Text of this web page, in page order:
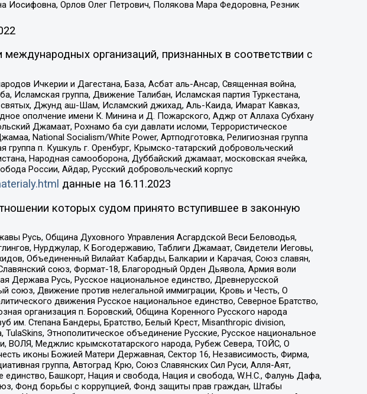
Иосифовна, Орлов Олег Петрович, Полякова Мара Федоровна, Резник
организаций, признанных в соответствии с
Ичкерии и Дагестана, База, Асбат аль-Ансар, Священная война,
Исламская группа, Движение Талибан, Исламская партия Туркестана,
Джунд аш-Шам, Исламский джихад, Аль-Каида, Имарат Кавказ,
ополчение имени К. Минина и Д. Пожарского, Аджр от Аллаха Субхану
Джамаат, Рохнамо ба суи давлати исломи, Террористическое
National Socialism/White Power, Артподготовка, Религиозная группа
п. Кушкуль г. Оренбург, Крымско-татарский добровольческий
Народная самооборона, Дуббайский джамаат, московская ячейка,
России, Айдар, Русский добровольческий корпус
данные на 16.11.2023
которых судом принято вступившее в законную
Русь, Община Духовного Управления Асгардской Веси Беловодья,
Нурджулар, К Богодержавию, Таблиги Джамаат, Свидетели Иеговы,
Объединенный Вилайат Кабарды, Балкарии и Карачая, Союз славян,
союз, Формат-18, Благородный Орден Дьявола, Армия воли
Держава Русь, Русское национальное единство, Древнерусской
союз, Движение против нелегальной иммиграции, Кровь и Честь, О
движения Русское национальное единство, Северное Братство,
организация п. Боровский, Община Коренного Русского народа
им. Степана Бандеры, Братство, Белый Крест, Misanthropic division,
Этнополитическое объединение Русские, Русское национальное
ВОЛЯ, Меджлис крымскотатарского народа, Рубеж Севера, ТОЙС, О
иконы Божией Матери Державная, Сектор 16, Независимость, Фирма,
группа, Автоград Крю, Союз Славянских Сил Руси, Алля-Аят,
единство, Башкорт, Нация и свобода, Нация и свобода, W.H.С., Фалунь Дафа,
Фонд борьбы с коррупцией, Фонд защиты прав граждан, Штабы